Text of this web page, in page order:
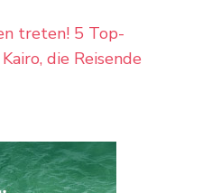
treten! 5 Top-
die Reisende